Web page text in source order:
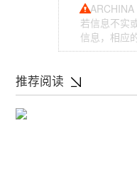
若信息不实
信息，相应
推荐阅读